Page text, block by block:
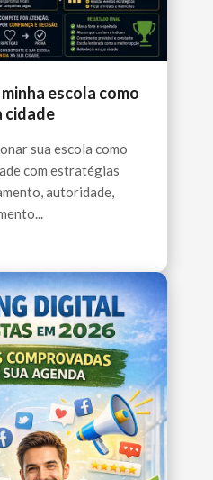
escola como
cidade
sua escola como
com estratégias
autoridade,